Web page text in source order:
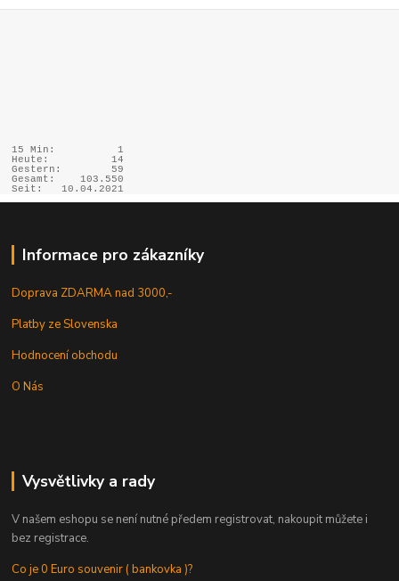
15 Min:
1
Heute:
14
Gestern:
59
Gesamt:
103.550
Seit:
10.04.2021
Informace pro zákazníky
Doprava ZDARMA nad 3000,-
Platby ze Slovenska
Hodnocení obchodu
O Nás
Vysvětlivky a rady
V našem eshopu se není nutné předem registrovat, nakoupit můžete i
bez registrace.
Co je 0 Euro souvenir ( bankovka )?